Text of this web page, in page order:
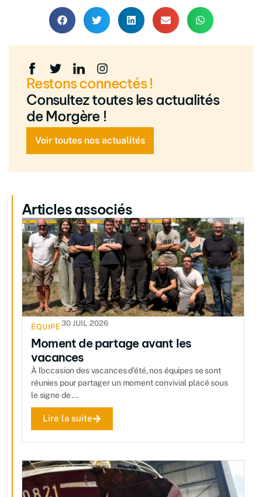
Restons connectés !
Consultez toutes les actualités
de Morgère !
Voir toutes nos actualités
Articles associés
ÉQUIPE30 JUIL 2026
Moment de partage avant les
vacances
À l’occasion des vacances d’été, nos équipes se sont
réunies pour partager un moment convivial placé sous
le signe de ...
Lire la suite